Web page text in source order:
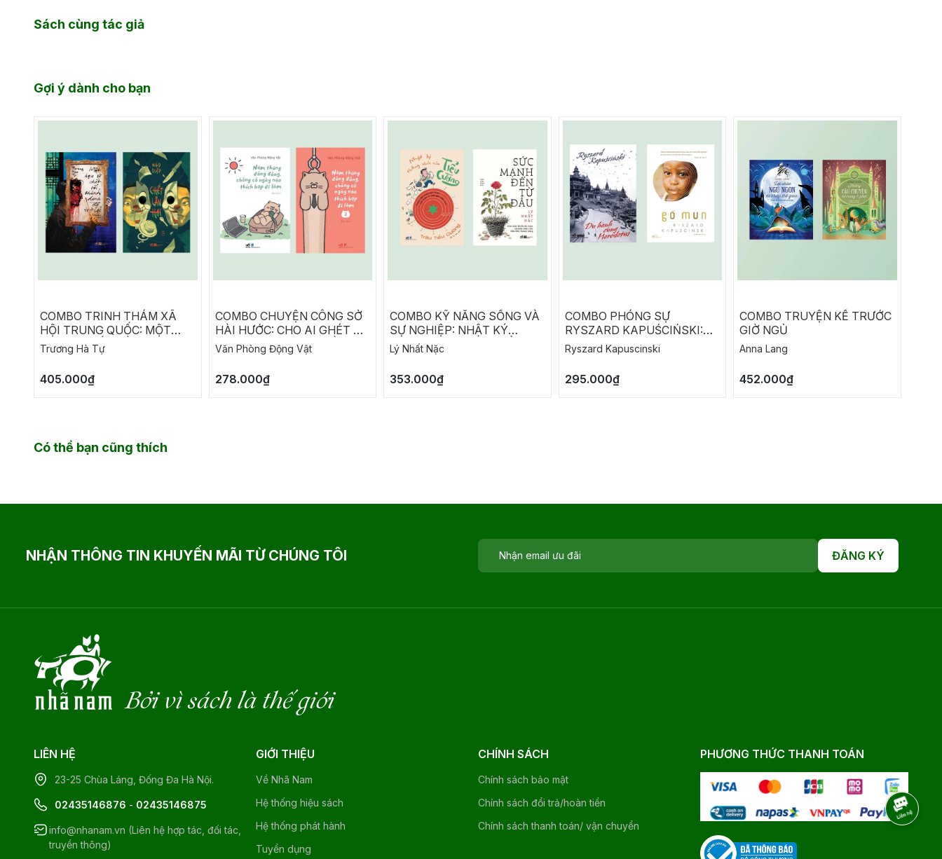
Sách cùng tác giả
Gợi ý dành cho bạn
COMBO TRINH THÁM XÃ
HỘI TRUNG QUỐC: MỘT
HỌA SĨ CHẾT RỒI THÀNH
DANH ĐÃ TRỞ LẠI - CHẾT
LẦN HAI
Trương Hà Tự
405.000₫
COMBO CHUYỆN CÔNG SỞ
HÀI HƯỚC: CHO AI GHÉT ĐI
LÀM - NĂM THÁNG ĐẰNG
ĐẴNG, CHẲNG CÓ NGÀY
NÀO THÍCH HỢP ĐI LÀM
Văn Phòng Động Vật
278.000₫
COMBO KỸ NĂNG SỐNG VÀ
SỰ NGHIỆP: NHẬT KÝ
THĂNG CHỨC CỦA TIỂU
CƯỜNG - SỨC MẠNH ĐẾN
TỪ ĐÂU
Lý Nhất Nặc
353.000₫
COMBO PHÓNG SỰ
RYSZARD KAPUŚCIŃSKI:
DU HÀNH CÙNG
HERODOTUS - GỖ MUN
Ryszard Kapuscinski
295.000₫
COMBO TRUYỆN KỂ TRƯỚC
GIỜ NGỦ
Anna Lang
452.000₫
Có thể bạn cũng thích
NHẬN THÔNG TIN KHUYẾN MÃI TỪ CHÚNG TÔI ĐĂNG KÝ
Bởi vì sách là thế giới
LIÊN HỆ
23-25 Chùa Láng, Đống Đa Hà Nội.
02435146876 - 02435146875
info@nhanam.vn (Liên hệ hợp tác, đối tác,
truyền thông)
GIỚI THIỆU
Về Nhã Nam
Hệ thống hiệu sách
Hệ thống phát hành
Tuyển dụng
CHÍNH SÁCH
Chính sách bảo mật
Chính sách đổi trả/hoàn tiền
Chính sách thanh toán/ vận chuyển
PHƯƠNG THỨC THANH TOÁN